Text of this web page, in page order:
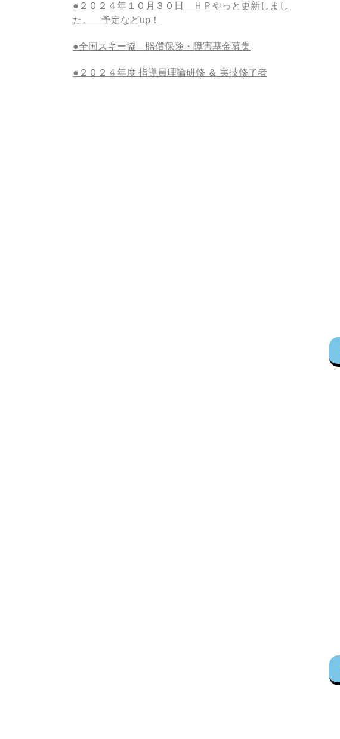
●２０２４年１０月３０日 ＨＰやっと更新しまし
た。 予定などup！
●全国スキー協 賠償保険・障害基金募集
●２０２４年度 指導員理論研修 ＆ 実技修了者